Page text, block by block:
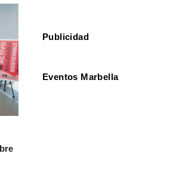
Publicidad
Eventos Marbella